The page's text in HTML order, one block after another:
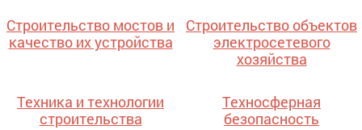
Строительство мостов и
качество их устройства
Строительство объектов
электросетевого
хозяйства
Техника и технологии
строительства
Техносферная
безопасность